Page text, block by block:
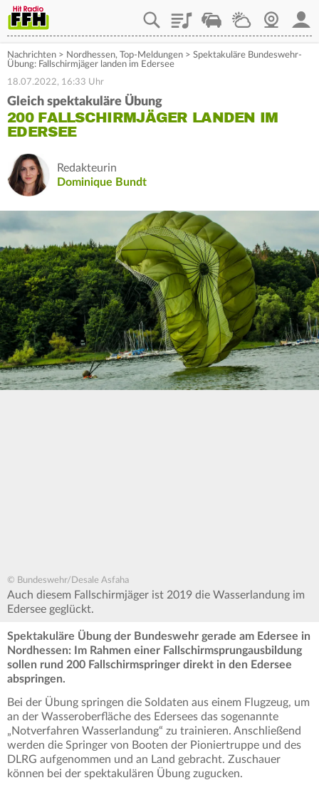
PlaylistStaupilotWetterWebcam
Nachrichten > Nordhessen, Top-Meldungen > Spektakuläre Bundeswehr-
Übung: Fallschirmjäger landen im Edersee
18.07.2022, 16:33 Uhr
Gleich spektakuläre Übung
200 FALLSCHIRMJÄGER LANDEN IM
EDERSEE
Redakteurin
Dominique Bundt
© Bundeswehr/Desale Asfaha
Auch diesem Fallschirmjäger ist 2019 die Wasserlandung im
Edersee geglückt.
Spektakuläre Übung der Bundeswehr gerade am Edersee in
Nordhessen: Im Rahmen einer Fallschirmsprungausbildung
sollen rund 200 Fallschirmspringer direkt in den Edersee
abspringen.
Bei der Übung springen die Soldaten aus einem Flugzeug, um
an der Wasseroberfläche des Edersees das sogenannte
„Notverfahren Wasserlandung“ zu trainieren. Anschließend
werden die Springer von Booten der Pioniertruppe und des
DLRG aufgenommen und an Land gebracht. Zuschauer
können bei der spektakulären Übung zugucken.